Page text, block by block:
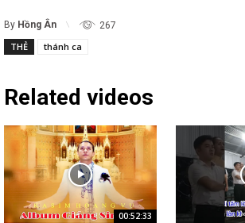
By Hồng Ân 267
THẺ thánh ca
Related videos
00:52:33